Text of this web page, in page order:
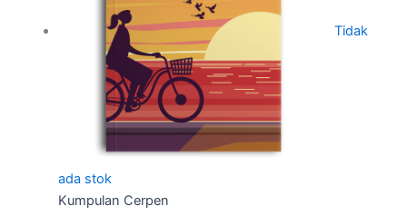
Tidak
ada stok
Kumpulan Cerpen